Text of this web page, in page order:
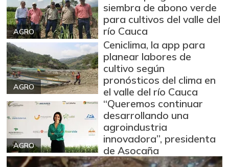
AGRO
siembra de abono verde
para cultivos del valle del
río Cauca
AGRO
Ceniclima, la app para
planear labores de
cultivo según
pronósticos del clima en
el valle del río Cauca
AGRO
“Queremos continuar
desarrollando una
agroindustria
innovadora”, presidenta
de Asocaña